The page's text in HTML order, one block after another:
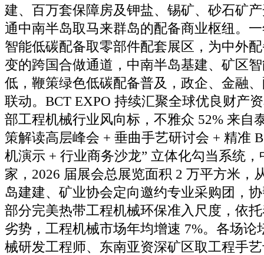
建、百万套保障房及钾盐、锡矿、砂石矿
通中南半岛取马来群岛的配备商业枢纽。
智能低碳配备取零部件配套展区，为中外
变的跨国合做通道，中南半岛基建、矿区
低，鞭策绿色低碳配备普及，政企、金融
联动。BCT EXPO 持续汇聚全球优良财产
部工程机械行业风向标，不雅众 52% 来自
策解读高层峰会 + 垂曲手艺研讨会 + 精准
机演示 + 行业商务沙龙” 立体化勾当系统，
家，2026 届展会总展览面积 2 万平方米，
岛建建、矿业协会定向邀约专业采购团，
部分完美热带工程机械环保准入尺度，依
劣势，工程机械市场年均增速 7%。各场论
械研发工程师、东南亚资深矿区取工程手